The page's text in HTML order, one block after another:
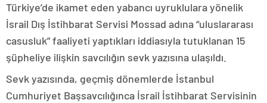
Türkiye’de ikamet eden yabancı uyruklulara yönelik
İsrail Dış İstihbarat Servisi Mossad adına “uluslararası
casusluk” faaliyeti yaptıkları iddiasıyla tutuklanan 15
şüpheliye ilişkin savcılığın sevk yazısına ulaşıldı.
Sevk yazısında, geçmiş dönemlerde İstanbul
Cumhuriyet Başsavcılığınca İsrail İstihbarat Servisinin